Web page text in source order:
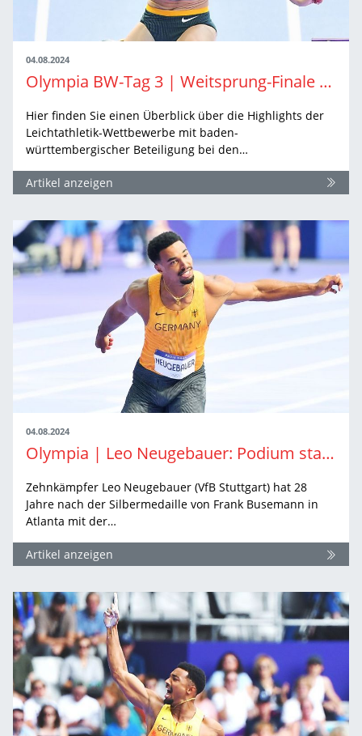
04.08.2024
Olympia BW-Tag 3 | Weitsprung-Finale ruft und noch Hoffnung über 400 Meter Hürden
Hier finden Sie einen Überblick über die Highlights der
Leichtathletik-Wettbewerbe mit baden-
württembergischer Beteiligung bei den…
Artikel anzeigen
04.08.2024
Olympia | Leo Neugebauer: Podium statt Olymp
Zehnkämpfer Leo Neugebauer (VfB Stuttgart) hat 28
Jahre nach der Silbermedaille von Frank Busemann in
Atlanta mit der…
Artikel anzeigen